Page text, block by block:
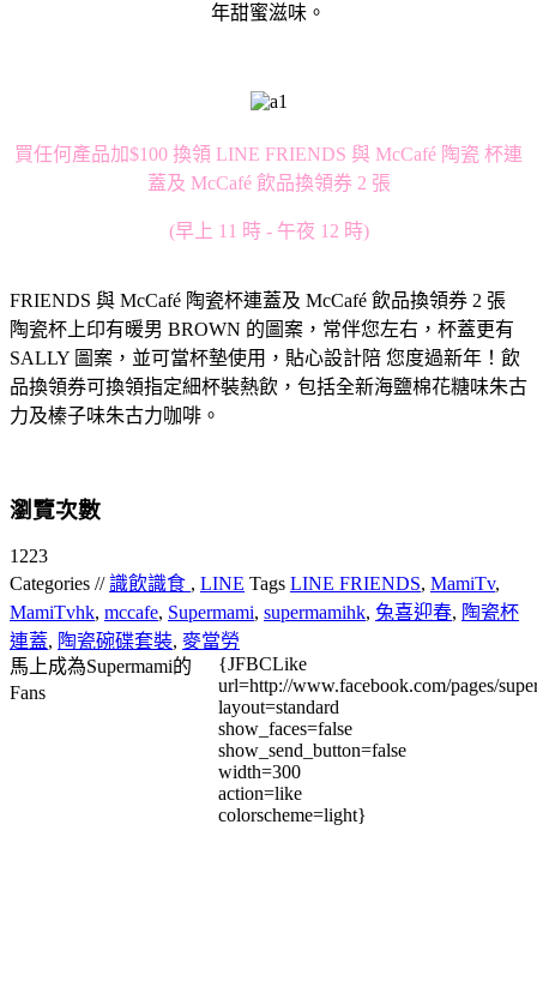
年甜蜜滋味。
買任何產品加$100 換領 LINE FRIENDS 與 McCafé 陶瓷 杯連
蓋及 McCafé 飲品換領券 2 張
(早上 11 時 - 午夜 12 時)
FRIENDS 與 McCafé 陶瓷杯連蓋及 McCafé 飲品換領券 2 張
陶瓷杯上印有暖男 BROWN 的圖案，常伴您左右，杯蓋更有
SALLY 圖案，並可當杯墊使用，貼心設計陪 您度過新年！飲
品換領券可換領指定細杯裝熱飲，包括全新海鹽棉花糖味朱古
力及榛子味朱古力咖啡。
瀏覽次數
1223
Categories //識飲識食 , LINE Tags LINE FRIENDS, MamiTv,
MamiTvhk, mccafe, Supermami, supermamihk, 兔喜迎春, 陶瓷杯
連蓋, 陶瓷碗碟套裝, 麥當勞
馬上成為Supermami的
Fans
{JFBCLike
url=http://www.facebook.com/pages/
layout=standard
show_faces=false
show_send_button=false
width=300
action=like
colorscheme=light}